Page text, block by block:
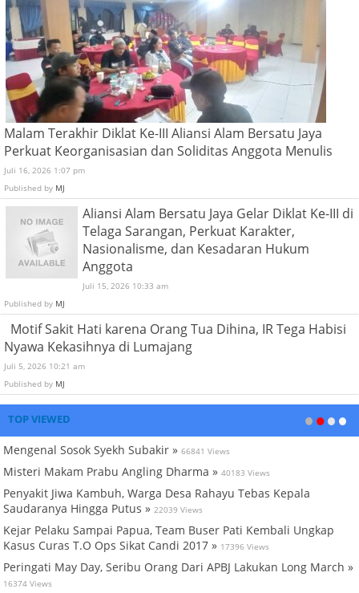
Malam Terakhir Diklat Ke-III Aliansi Alam Bersatu Jaya
Perkuat Keorganisasian dan Soliditas Anggota Menulis
Juli 16, 2026 1:07 pm
Published by MJ
Aliansi Alam Bersatu Jaya Gelar Diklat Ke-III di
Telaga Sarangan, Perkuat Karakter,
Nasionalisme, dan Kesadaran Hukum
Anggota
Juli 15, 2026 10:33 am
Published by MJ
Motif Sakit Hati karena Orang Tua Dihina, IR Tega Habisi
Nyawa Kekasihnya di Lumajang
Juli 5, 2026 10:21 am
Published by MJ
TOP VIEWED
Mengenal Sosok Syekh Subakir » 66841 Views
Misteri Makam Prabu Angling Dharma » 40183 Views
Penyakit Jiwa Kambuh, Warga Desa Rahayu Tebas Kepala
Saudaranya Hingga Putus » 22039 Views
Kejar Pelaku Sampai Papua, Team Buser Pati Kembali Ungkap
Kasus Curas T.O Ops Sikat Candi 2017 » 17396 Views
Peringati May Day, Seribu Orang Dari APBJ Lakukan Long March »
16374 Views